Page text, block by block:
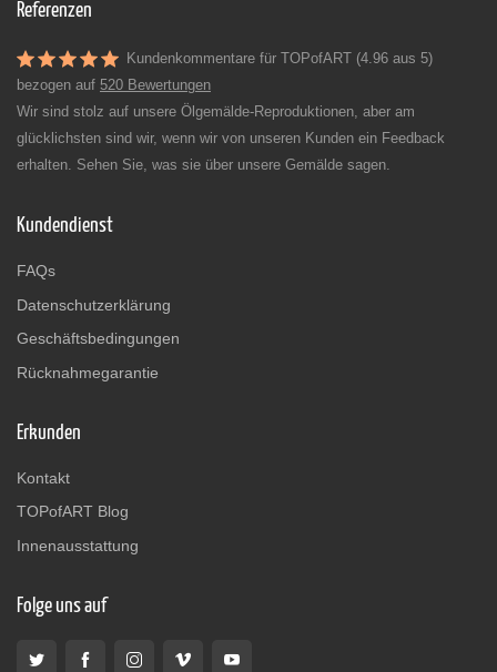
Referenzen
Kundenkommentare für TOPofART (4.96 aus 5)
bezogen auf 520 Bewertungen
Wir sind stolz auf unsere Ölgemälde-Reproduktionen, aber am
glücklichsten sind wir, wenn wir von unseren Kunden ein Feedback
erhalten. Sehen Sie, was sie über unsere Gemälde sagen.
Kundendienst
FAQs
Datenschutzerklärung
Geschäftsbedingungen
Rücknahmegarantie
Erkunden
Kontakt
TOPofART Blog
Innenausstattung
Folge uns auf